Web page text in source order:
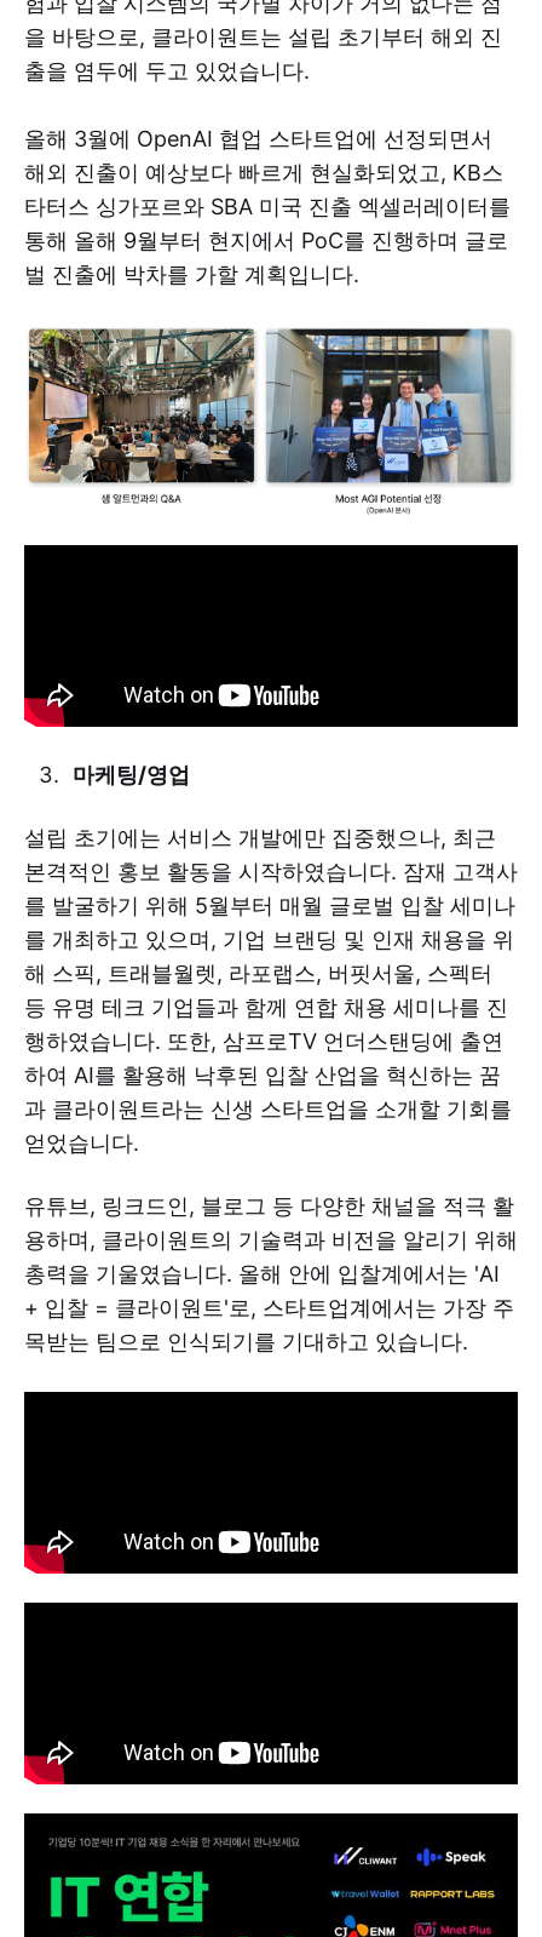
을 바탕으로, 클라이원트는 설립 초기부터 해외 진
출을 염두에 두고 있었습니다.
올해 3월에 OpenAI 협업 스타트업에 선정되면서
해외 진출이 예상보다 빠르게 현실화되었고, KB스
타터스 싱가포르와 SBA 미국 진출 엑셀러레이터를
통해 올해 9월부터 현지에서 PoC를 진행하며 글로
벌 진출에 박차를 가할 계획입니다.
마케팅/영업
설립 초기에는 서비스 개발에만 집중했으나, 최근
본격적인 홍보 활동을 시작하였습니다. 잠재 고객사
를 발굴하기 위해 5월부터 매월 글로벌 입찰 세미나
를 개최하고 있으며, 기업 브랜딩 및 인재 채용을 위
해 스픽, 트래블월렛, 라포랩스, 버핏서울, 스펙터
등 유명 테크 기업들과 함께 연합 채용 세미나를 진
행하였습니다. 또한, 삼프로TV 언더스탠딩에 출연
하여 AI를 활용해 낙후된 입찰 산업을 혁신하는 꿈
과 클라이원트라는 신생 스타트업을 소개할 기회를
얻었습니다.
유튜브, 링크드인, 블로그 등 다양한 채널을 적극 활
용하며, 클라이원트의 기술력과 비전을 알리기 위해
총력을 기울였습니다. 올해 안에 입찰계에서는 'AI
+ 입찰 = 클라이원트'로, 스타트업계에서는 가장 주
목받는 팀으로 인식되기를 기대하고 있습니다.